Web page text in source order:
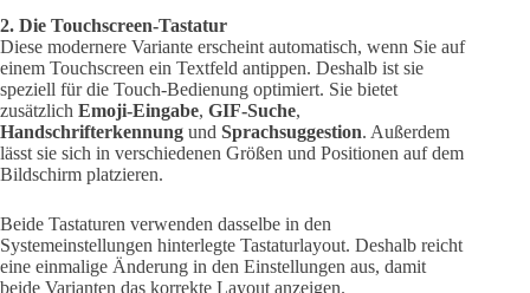
2. Die Touchscreen-Tastatur
Diese modernere Variante erscheint automatisch, wenn Sie auf
einem Touchscreen ein Textfeld antippen. Deshalb ist sie
speziell für die Touch-Bedienung optimiert. Sie bietet
zusätzlich Emoji-Eingabe, GIF-Suche,
Handschrifterkennung und Sprachsuggestion. Außerdem
lässt sie sich in verschiedenen Größen und Positionen auf dem
Bildschirm platzieren.
Beide Tastaturen verwenden dasselbe in den
Systemeinstellungen hinterlegte Tastaturlayout. Deshalb reicht
eine einmalige Änderung in den Einstellungen aus, damit
beide Varianten das korrekte Layout anzeigen.